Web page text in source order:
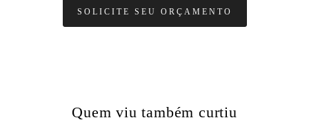
SOLICITE SEU ORÇAMENTO
Quem viu também curtiu